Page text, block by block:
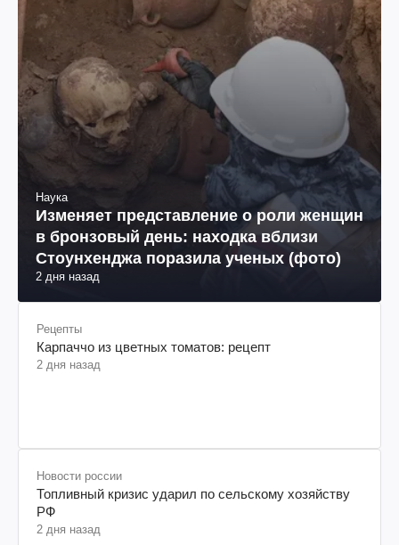
Наука
Изменяет представление о роли женщин
в бронзовый день: находка вблизи
Стоунхенджа поразила ученых (фото)
Рецепты
Карпаччо из цветных томатов: рецепт
Новости россии
Топливный кризис ударил по сельскому хозяйству
РФ